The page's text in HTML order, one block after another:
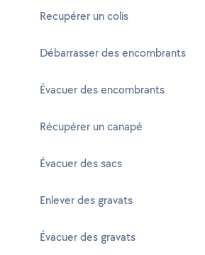
Recupérer un colis
Débarrasser des encombrants
Évacuer des encombrants
Récupérer un canapé
Évacuer des sacs
Enlever des gravats
Évacuer des gravats